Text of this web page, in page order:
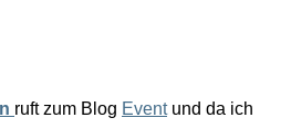
ruft zum Blog Eventund da ich